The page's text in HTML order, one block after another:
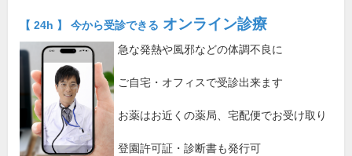
【 24h 】 今から受診できる オンライン診療
急な発熱や風邪などの体調不良に
ご自宅・オフィスで受診出来ます
お薬はお近くの薬局、宅配便でお受け取り
登園許可証・診断書も発行可